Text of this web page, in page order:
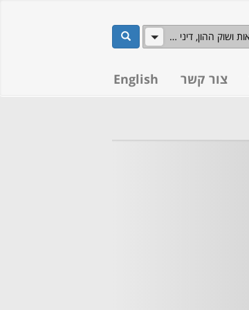
חשבונאות ושוק ההון, דיני מסים שלח
צור קשר English